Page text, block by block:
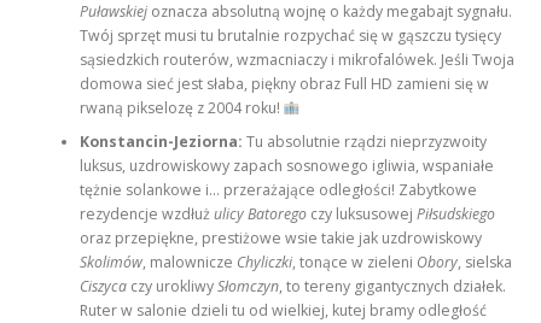
Puławskiejoznacza absolutną wojnę o każdy megabajt sygnału.
Twój sprzęt musi tu brutalnie rozpychać się w gąszczu tysięcy
sąsiedzkich routerów, wzmacniaczy i mikrofalówek. Jeśli Twoja
domowa sieć jest słaba, piękny obraz Full HD zamieni się w
rwaną pikselozę z 2004 roku!
Konstancin-Jeziorna: Tu absolutnie rządzi nieprzyzwoity
luksus, uzdrowiskowy zapach sosnowego igliwia, wspaniałe
tężnie solankowe i… przerażające odległości! Zabytkowe
rezydencje wzdłużulicy Batoregoczy luksusowej Piłsudskiego
oraz przepiękne, prestiżowe wsie takie jak uzdrowiskowy
Skolimów, malownicze Chyliczki, tonące w zieleni Obory, sielska
Ciszycaczy urokliwySłomczyn, to tereny gigantycznych działek.
Ruter w salonie dzieli tu od wielkiej, kutej bramy odległość